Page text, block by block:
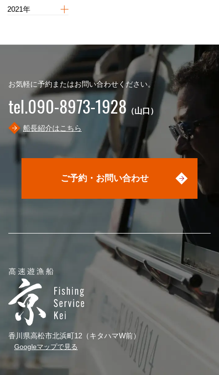
2021年
お気軽に予約またはお問い合わせください。
tel.090-8973-1928 （山口）
船長紹介はこちら
ご予約・お問い合わせ
香川県高松市北浜町12（キタハマW前）
Googleマップで見る